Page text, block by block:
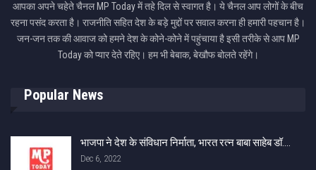
आपका अपने चहेते चैनल MP Today में तहे दिल से स्वागत है। ये चैनल आप लोगों के बीच
रहना पसंद करता है। राजनीति सहित देश के बड़े मुद्दों पर सवाल करना ही हमारी पहचान है।
जन-जन तक की आवाज को हमने देश के कोने-कोने में पहुंचाया है इसी तरीके से आप MP
Today को प्यार देते रहिए। हम भी बेबाक, बेखौफ बोलते रहेंगे।
Popular News
भाजपा ने देश के संविधान निर्माता, भारत रत्न बाबा साहेब डॉ.…
Dec 6, 2022